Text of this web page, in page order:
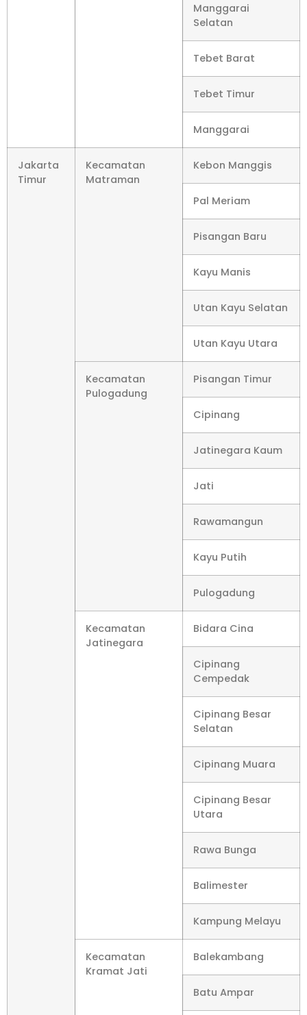
Manggarai
Selatan
Tebet Barat
Tebet Timur
Manggarai
Jakarta
Timur
Kecamatan
Matraman
Kebon Manggis
Pal Meriam
Pisangan Baru
Kayu Manis
Utan Kayu Selatan
Utan Kayu Utara
Kecamatan
Pulogadung
Pisangan Timur
Cipinang
Jatinegara Kaum
Jati
Rawamangun
Kayu Putih
Pulogadung
Kecamatan
Jatinegara
Bidara Cina
Cipinang
Cempedak
Cipinang Besar
Selatan
Cipinang Muara
Cipinang Besar
Utara
Rawa Bunga
Balimester
Kampung Melayu
Kecamatan
Kramat Jati
Balekambang
Batu Ampar